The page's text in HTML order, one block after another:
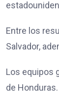
Entre los
Salvador,
Los equipos
de Honduras.